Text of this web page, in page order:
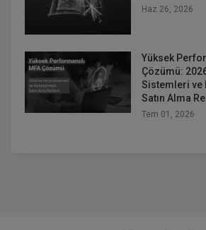
Haz 26, 2026
Yüksek
Çözümü:
Sistemleri ve
Satın Alma
Tem 01, 2026